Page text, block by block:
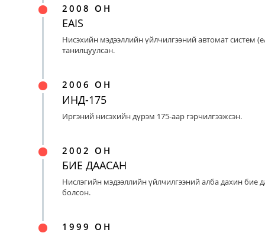
2008 ОН
EAIS
Нисэхийн мэдээллийн үйлчилгээний автомат систем
танилцуулсан.
2006 ОН
ИНД-175
Иргэний нисэхийн дүрэм 175-аар гэрчилгээжсэн.
2002 ОН
БИЕ ДААСАН
Нислэгийн мэдээллийн үйлчилгээний алба дахин бие
болсон.
1999 ОН